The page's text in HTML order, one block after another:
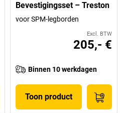
Bevestigingsset – Treston
voor SPM-legborden
Excl. BTW
205,- €
Binnen 10 werkdagen
Toon product